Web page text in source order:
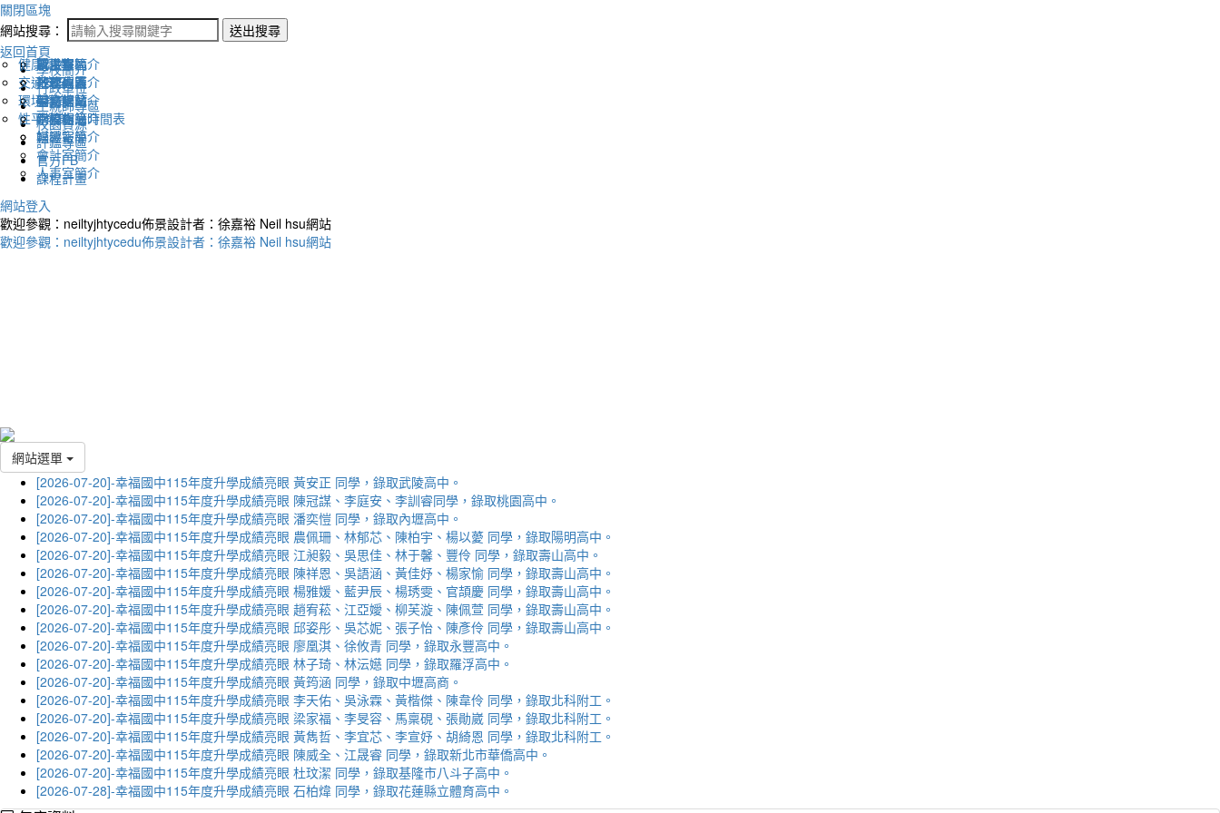
關閉區塊
網站搜尋：
送出搜尋
返回首頁
學校簡介
認識幸福
地理位置
英文網站
幸福相簿
媒體報導
行政單位
校長室簡介
教務處簡介
學務處簡介
總務處簡介
輔導室簡介
會計室簡介
人事室簡介
生親師專區
新生專區
升學專區
圖書館藏
學校作息時間表
校園資源
電子報
下載列表
評鑑專區
健康促進
交通安全
環境教育
性平教育
官方FB
課程計畫
網站登入
歡迎參觀：neiltyjhtycedu佈景設計者：徐嘉裕 Neil hsu網站
歡迎參觀：neiltyjhtycedu佈景設計者：徐嘉裕 Neil hsu網站
網站選單
[2026-07-20]-幸福國中115年度升學成績亮眼 黃安正 同學，錄取武陵高中。
[2026-07-20]-幸福國中115年度升學成績亮眼 陳冠謀、李庭安、李訓睿同學，錄取桃園高中。
[2026-07-20]-幸福國中115年度升學成績亮眼 潘奕愷 同學，錄取內壢高中。
[2026-07-20]-幸福國中115年度升學成績亮眼 農佩珊、林郁芯、陳柏宇、楊以薆 同學，錄取陽明高中。
[2026-07-20]-幸福國中115年度升學成績亮眼 江昶毅、吳思佳、林于馨、豐伶 同學，錄取壽山高中。
[2026-07-20]-幸福國中115年度升學成績亮眼 陳祥恩、吳語涵、黃佳妤、楊家愉 同學，錄取壽山高中。
[2026-07-20]-幸福國中115年度升學成績亮眼 楊雅媛、藍尹辰、楊琇雯、官頡慶 同學，錄取壽山高中。
[2026-07-20]-幸福國中115年度升學成績亮眼 趙宥菘、江亞嬡、柳芙漩、陳佩萱 同學，錄取壽山高中。
[2026-07-20]-幸福國中115年度升學成績亮眼 邱姿彤、吳芯妮、張子怡、陳彥伶 同學，錄取壽山高中。
[2026-07-20]-幸福國中115年度升學成績亮眼 廖凰淇、徐攸青 同學，錄取永豐高中。
[2026-07-20]-幸福國中115年度升學成績亮眼 林子琦、林沄嬨 同學，錄取羅浮高中。
[2026-07-20]-幸福國中115年度升學成績亮眼 黃筠涵 同學，錄取中壢高商。
[2026-07-20]-幸福國中115年度升學成績亮眼 李天佑、吳泳霖、黃楷傑、陳韋伶 同學，錄取北科附工。
[2026-07-20]-幸福國中115年度升學成績亮眼 梁家福、李旻容、馬稟硯、張勛崴 同學，錄取北科附工。
[2026-07-20]-幸福國中115年度升學成績亮眼 黃雋哲、李宜芯、李宣妤、胡綺恩 同學，錄取北科附工。
[2026-07-20]-幸福國中115年度升學成績亮眼 陳威全、江晟睿 同學，錄取新北市華僑高中。
[2026-07-20]-幸福國中115年度升學成績亮眼 杜玟潔 同學，錄取基隆市八斗子高中。
[2026-07-28]-幸福國中115年度升學成績亮眼 石柏煒 同學，錄取花蓮縣立體育高中。